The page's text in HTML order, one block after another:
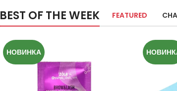
BEST OF THE WEEK FEATURED
НОВИНКА